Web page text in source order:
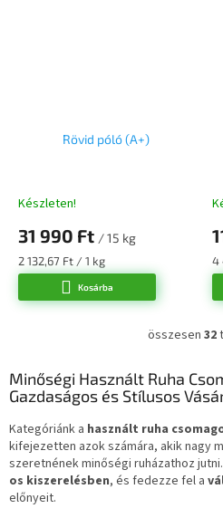
Rövid póló (A+)
Készleten!
31 990 Ft / 15 kg
Egységár:
2 132,67 Ft / 1 kg
Kosárba
4
L
s
t
i
r
á
n
összesen 32
Minőségi Használt Ruha
Gazdaságos és Stílusos
Kategóriánk a használt ruha
kifejezetten azok számára, akik nagy
szeretnének minőségi ruházathoz
os kiszerelésben, és fedezze fel a
előnyeit.